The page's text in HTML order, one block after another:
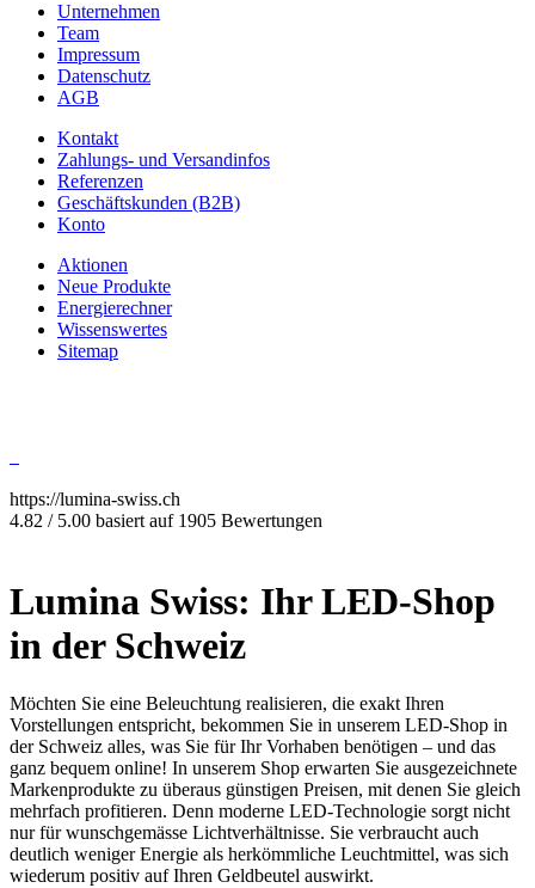
Unternehmen
Team
Impressum
Datenschutz
AGB
Kontakt
Zahlungs- und Versandinfos
Referenzen
Geschäftskunden (B2B)
Konto
Aktionen
Neue Produkte
Energierechner
Wissenswertes
Sitemap
https://lumina-swiss.ch
4.82 / 5.00 basiert auf 1905 Bewertungen
Lumina Swiss: Ihr LED-Shop
in der Schweiz
Möchten Sie eine Beleuchtung realisieren, die exakt Ihren
Vorstellungen entspricht, bekommen Sie in unserem LED-Shop in
der Schweiz alles, was Sie für Ihr Vorhaben benötigen – und das
ganz bequem online! In unserem Shop erwarten Sie ausgezeichnete
Markenprodukte zu überaus günstigen Preisen, mit denen Sie gleich
mehrfach profitieren. Denn moderne LED-Technologie sorgt nicht
nur für wunschgemässe Lichtverhältnisse. Sie verbraucht auch
deutlich weniger Energie als herkömmliche Leuchtmittel, was sich
wiederum positiv auf Ihren Geldbeutel auswirkt.